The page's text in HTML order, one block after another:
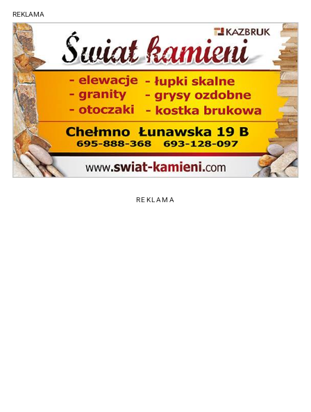
REKLAMA
REKLAMA